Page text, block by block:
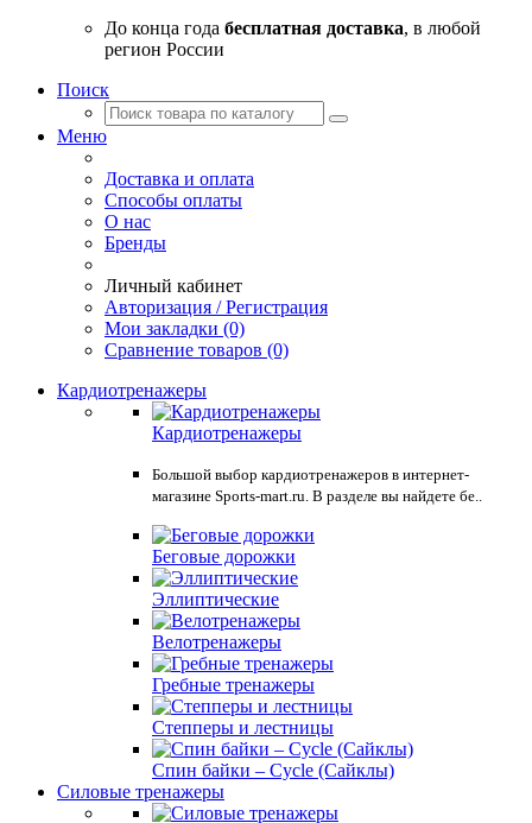
До конца года бесплатная доставка, в любой
регион России
Поиск
Меню
Доставка и оплата
Способы оплаты
О нас
Бренды
Личный кабинет
Авторизация / Регистрация
Мои закладки (0)
Сравнение товаров (0)
Кардиотренажеры
Кардиотренажеры
Большой выбор кардиотренажеров в интернет-
магазине Sports-mart.ru. В разделе вы найдете бе..
Беговые дорожки
Эллиптические
Велотренажеры
Гребные тренажеры
Степперы и лестницы
Спин байки – Cycle (Сайклы)
Силовые тренажеры